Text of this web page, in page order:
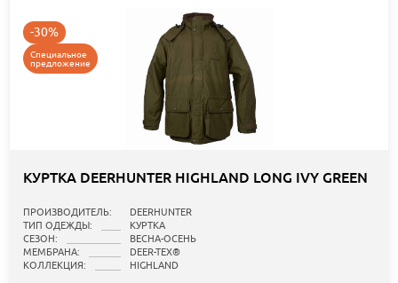
-30%
Специальное
предложение
КУРТКА DEERHUNTER HIGHLAND LONG IVY GREEN
ПРОИЗВОДИТЕЛЬ:
DEERHUNTER
ТИП ОДЕЖДЫ:
КУРТКА
СЕЗОН:
ВЕСНА-ОСЕНЬ
МЕМБРАНА:
DEER-TEX®
КОЛЛЕКЦИЯ:
HIGHLAND